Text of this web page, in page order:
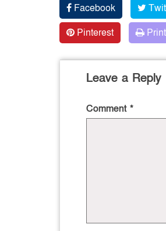
Facebook
Pinterest
Print
Leave a Reply
Comment *